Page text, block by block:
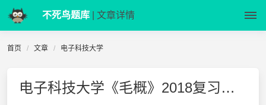
不死鸟题库 | 文章详情
首页 文章 电子科技大学
电子科技大学《毛概》2018复习押题